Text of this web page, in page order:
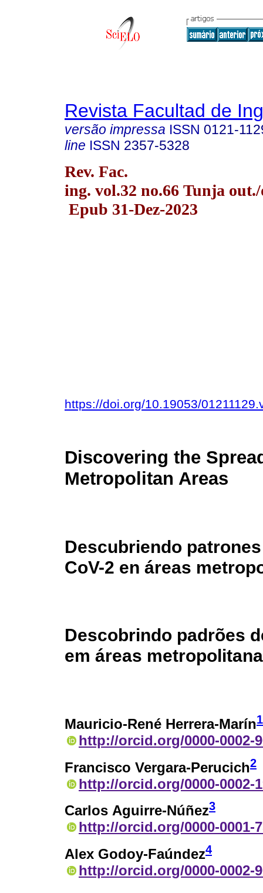
Revista Facultad de
versão impressa ISSN 0121-
line ISSN 2357-5328
Rev. Fac.
ing. vol.32 no.66 Tunja out./
Epub 31-Dez-2023
https://doi.org/10.19053/
Discovering the
Metropolitan Areas
Descubriendo
CoV-2 en áreas
Descobrindo padrões
em áreas
Mauricio-René Herrera-Marín1
http://orcid.org/0000-0002-
Francisco Vergara-Perucich2
http://orcid.org/0000-0002-
Carlos Aguirre-Núñez3
http://orcid.org/0000-0001-
Alex Godoy-Faúndez4
http://orcid.org/0000-0002-